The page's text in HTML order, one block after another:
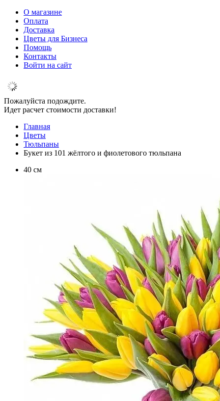
О магазине
Оплата
Доставка
Цветы для Бизнеса
Помощь
Контакты
Войти на сайт
Пожалуйста подождите.
Идет расчет стоимости доставки!
Главная
Цветы
Тюльпаны
Букет из 101 жёлтого и фиолетового тюльпана
40 см